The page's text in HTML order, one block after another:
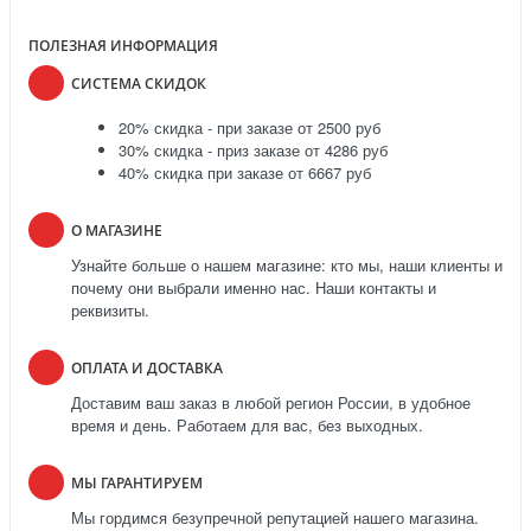
ПОЛЕЗНАЯ ИНФОРМАЦИЯ
СИСТЕМА СКИДОК
20% скидка - при заказе от 2500 руб
30% скидка - приз заказе от 4286 руб
40% скидка при заказе от 6667 руб
О МАГАЗИНЕ
Узнайте больше о нашем магазине: кто мы, наши клиенты и
почему они выбрали именно нас. Наши контакты и
реквизиты.
ОПЛАТА И ДОСТАВКА
Доставим ваш заказ в любой регион России, в удобное
время и день. Работаем для вас, без выходных.
МЫ ГАРАНТИРУЕМ
Мы гордимся безупречной репутацией нашего магазина.